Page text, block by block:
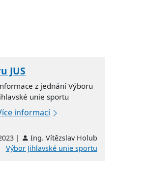
JUS
z jednání Výboru
unie sportu
informací
|
Ing. Vítězslav Holub
Výbor Jihlavské unie sportu